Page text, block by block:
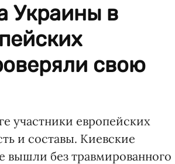
Украины в
свою
участники европейских
и составы. Киевские
вышли без травмированного